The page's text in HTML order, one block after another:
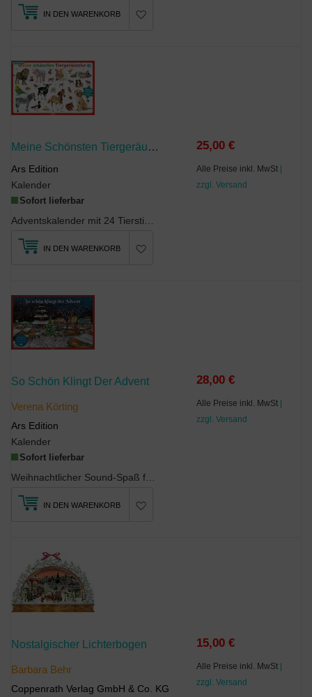
IN DEN WARENKORB
Meine Schönsten Tiergeräusche
Ars Edition
Kalender
Sofort lieferbar
25,00 €
Alle Preise inkl. MwSt |
zzgl. Versand
IN DEN WARENKORB
So Schön Klingt Der Advent
Verena Körting
Ars Edition
Kalender
Sofort lieferbar
28,00 €
Alle Preise inkl. MwSt |
zzgl. Versand
IN DEN WARENKORB
Nostalgischer Lichterbogen
Barbara Behr
Coppenrath Verlag GmbH & Co. KG
15,00 €
Alle Preise inkl. MwSt |
zzgl. Versand